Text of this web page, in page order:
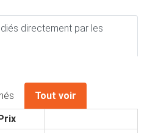
directement par les
Tout voir